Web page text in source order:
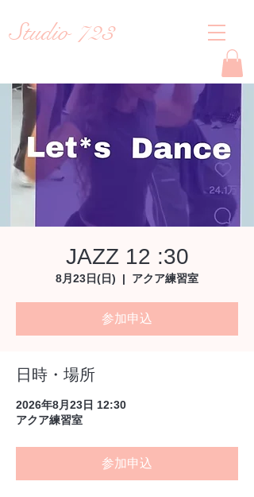
Studio 723
JAZZ 12 :30
8月23日(日)
  |
アクア練習室
参加申込
日時・場所
2026年8月23日 12:30
アクア練習室
参加申込